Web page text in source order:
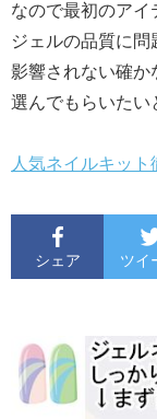
なので最初のア
ジェルの品質に
影響されない確か
選んでもらいたい
人気ネイルキッ
シェア ツイ